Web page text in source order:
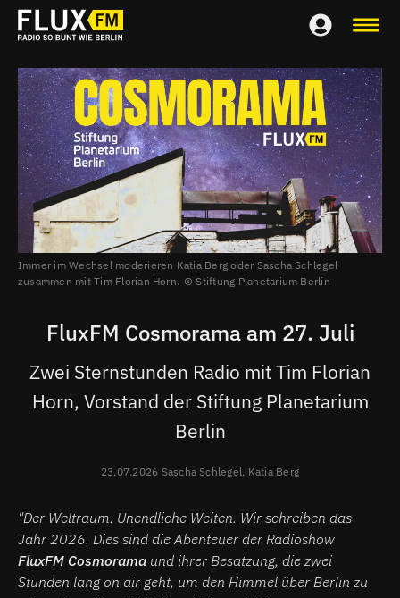
Immer im Wechsel moderieren Katia Berg oder Sascha Schlegel
zusammen mit Tim Florian Horn.
Stiftung Planetarium Berlin
FluxFM Cosmorama am 27. Juli
Zwei Sternstunden Radio mit Tim Florian
Horn, Vorstand der Stiftung Planetarium
Berlin
23.07.2026 Sascha Schlegel, Katia Berg
"Der Weltraum. Unendliche Weiten. Wir schreiben das
Jahr 2026. Dies sind die Abenteuer der Radioshow
FluxFM Cosmorama und ihrer Besatzung, die zwei
Stunden lang on air geht, um den Himmel über Berlin zu